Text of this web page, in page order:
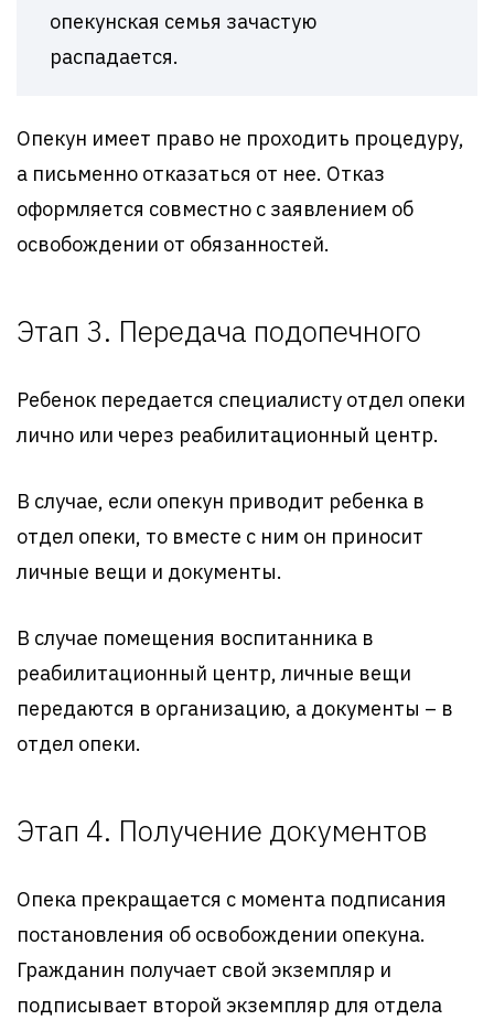
опекунская семья зачастую
распадается.
Опекун имеет право не проходить процедуру,
а письменно отказаться от нее. Отказ
оформляется совместно с заявлением об
освобождении от обязанностей.
Этап 3. Передача подопечного
Ребенок передается специалисту отдел опеки
лично или через реабилитационный центр.
В случае, если опекун приводит ребенка в
отдел опеки, то вместе с ним он приносит
личные вещи и документы.
В случае помещения воспитанника в
реабилитационный центр, личные вещи
передаются в организацию, а документы – в
отдел опеки.
Этап 4. Получение документов
Опека прекращается с момента подписания
постановления об освобождении опекуна.
Гражданин получает свой экземпляр и
подписывает второй экземпляр для отдела